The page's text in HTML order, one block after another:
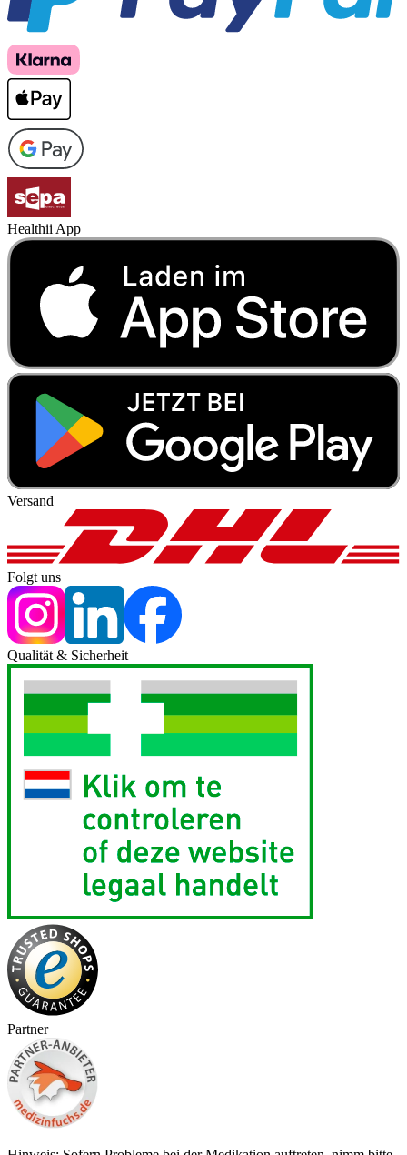
Healthii App
Versand
Folgt uns
Qualität & Sicherheit
Partner